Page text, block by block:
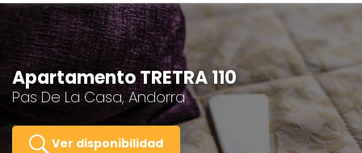
Apartamento TRETRA 110
Pas De La Casa, Andorra
Ver disponibilidad